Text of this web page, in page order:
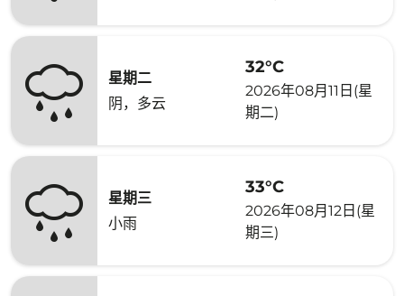
星期二
阴，多云
32°C
2026年08月11日(星
期二)
星期三
小雨
33°C
2026年08月12日(星
期三)